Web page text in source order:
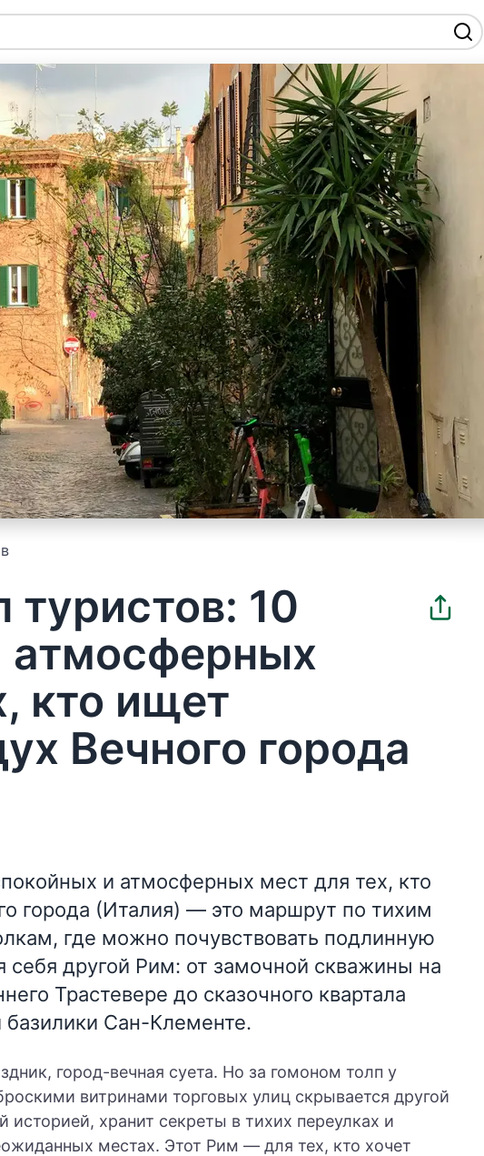
туристов: 10
атмосферных
кто ищет
Вечного города
и атмосферных мест для тех, кто
города (Италия) — это маршрут по тихим
где можно почувствовать подлинную
себя другой Рим: от замочной скважины на
Трастевере до сказочного квартала
базилики Сан-Клементе.
город-вечная суета. Но за гомоном толп у
витринами торговых улиц скрывается другой
хранит секреты в тихих переулках и
местах. Этот Рим — для тех, кто хочет